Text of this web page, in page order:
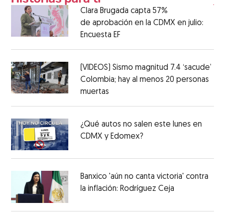
Clara Brugada capta 57%
de aprobación en la CDMX en julio:
Encuesta EF
(VIDEOS) Sismo magnitud 7.4 ‘sacude’
Colombia; hay al menos 20 personas
muertas
¿Qué autos no salen este lunes en
CDMX y Edomex?
Banxico 'aún no canta victoria' contra
la inflación: Rodríguez Ceja